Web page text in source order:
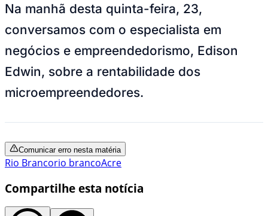
Na manhã desta quinta-feira, 23,
conversamos com o especialista em
negócios e empreendedorismo, Edison
Edwin, sobre a rentabilidade dos
microempreendedores.
Comunicar erro nesta matéria
Rio Brancorio brancoAcre
Compartilhe esta notícia